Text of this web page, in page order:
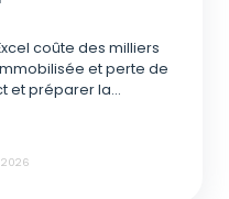
coûte des milliers
et perte de
et préparer la...
2026